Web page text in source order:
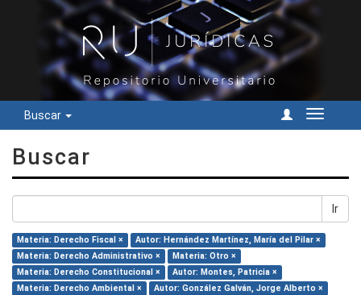
Buscar
Cambiar
Buscar
Ir
Materia: Derecho Fiscal ×
Autor: Hernández Martínez, María del Pilar ×
Materia: Derecho Administrativo ×
Materia: Otro ×
Materia: Derecho Constitucional ×
Autor: Montes, Patricia ×
Materia: Derecho Ambiental ×
Autor: González Galván, Jorge Alberto ×